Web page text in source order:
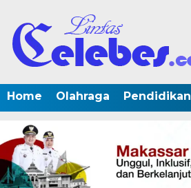
Home Olahraga Pendidikan